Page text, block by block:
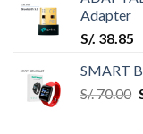
Adapter
S/. 38.85
SMART
S/.70.00